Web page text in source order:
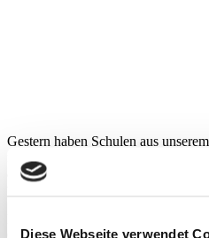
Diese Webseite verwendet
Gestern haben Schulen aus
forscht“ und „Jugend forscht
abgesahnt! Ich war bei der
Gymnasium Thomaeum Kempen